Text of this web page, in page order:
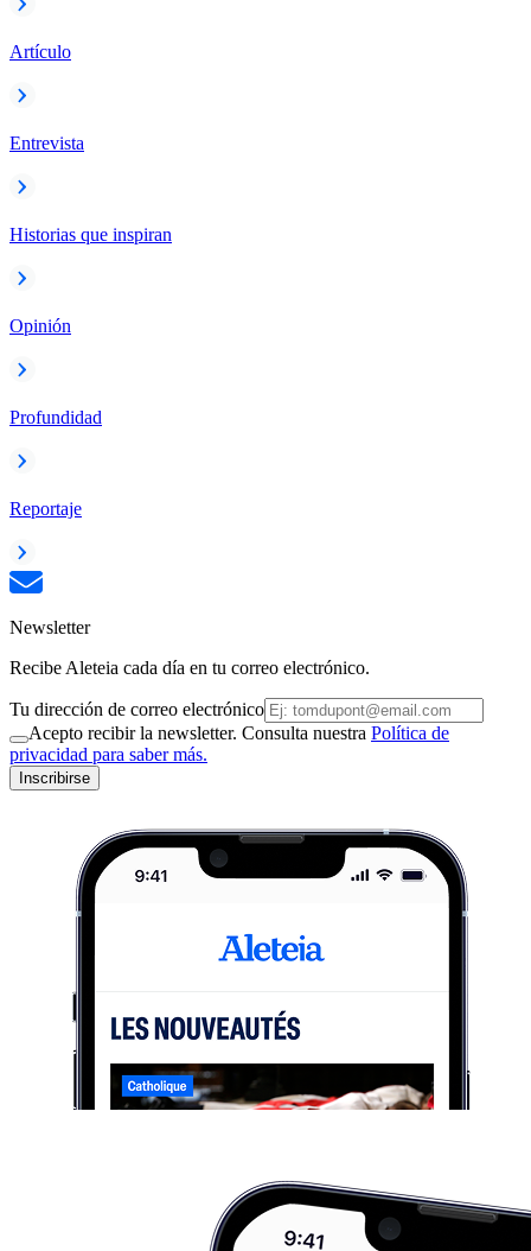
Artículo
Entrevista
Historias que inspiran
Opinión
Profundidad
Reportaje
Newsletter
Recibe Aleteia cada día en tu correo electrónico.
Tu dirección de correo electrónico
Acepto recibir la newsletter. Consulta nuestra Política de
privacidad para saber más.
Inscribirse